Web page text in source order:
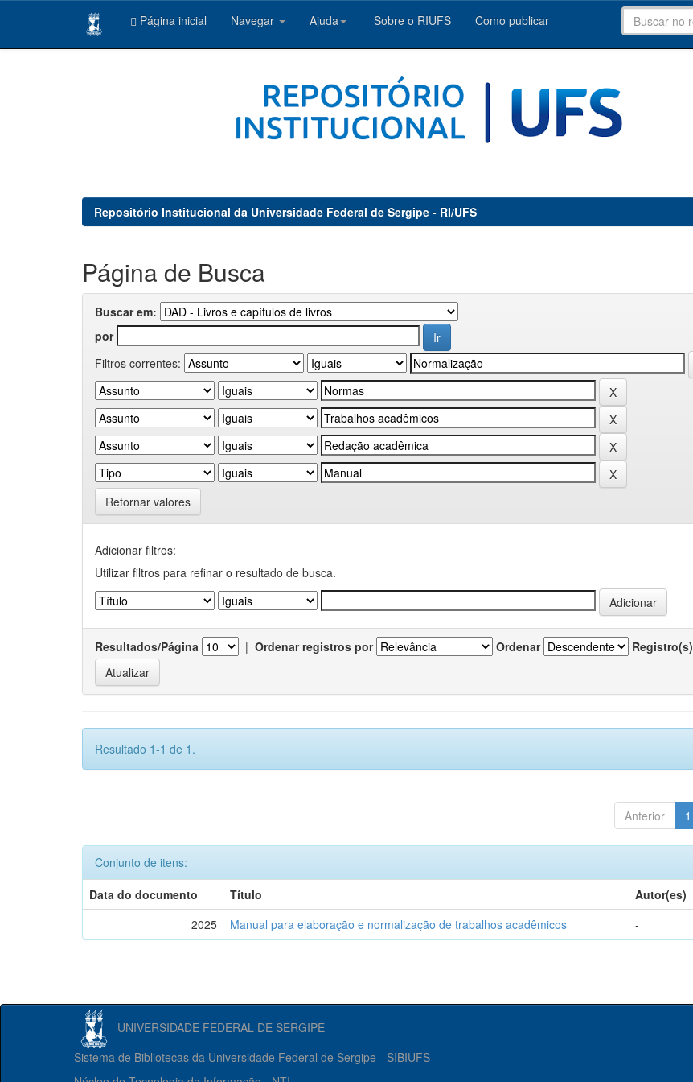
Página inicial Navegar Ajuda Sobre o RIUFS Como publicar
Repositório Institucional da Universidade Federal de Sergipe - RI/UFS
Página de Busca
Buscar em:
por
Filtros correntes:
Retornar valores
Adicionar filtros:
Utilizar filtros para refinar o resultado de busca.
Resultados/Página | Ordenar registros por Ordenar Registro(s)
Resultado 1-1 de 1.
Anterior 1
Conjunto de itens:
Data do documento
Título Autor(es)
2025
Manual para elaboração e normalização de trabalhos acadêmicos -
UNIVERSIDADE FEDERAL DE SERGIPE
Sistema de Bibliotecas da Universidade Federal de Sergipe - SIBIUFS